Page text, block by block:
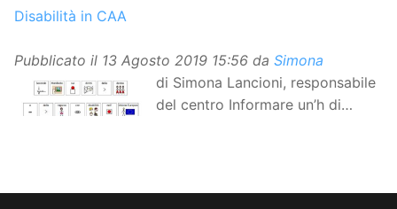
Disabilità in CAA
Pubblicato il 13 Agosto 2019 15:56 da Simona
di Simona Lancioni, responsabile
del centro Informare un’h di
aumentativa alternativa (CAA) del “Secondo Manifesto